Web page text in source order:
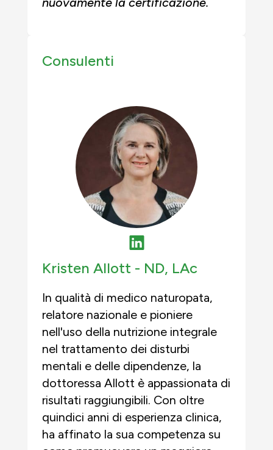
Consulenti
Kristen Allott - ND, LAc
In qualità di medico naturopata,
relatore nazionale e pioniere
nell'uso della nutrizione integrale
nel trattamento dei disturbi
mentali e delle dipendenze, la
dottoressa Allott è appassionata di
risultati raggiungibili. Con oltre
quindici anni di esperienza clinica,
ha affinato la sua competenza su